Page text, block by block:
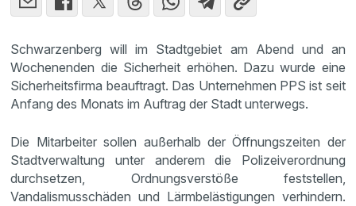
Schwarzenberg will im Stadtgebiet am Abend und an
Wochenenden die Sicherheit erhöhen. Dazu wurde eine
Sicherheitsfirma beauftragt. Das Unternehmen PPS ist seit
Anfang des Monats im Auftrag der Stadt unterwegs.
Die Mitarbeiter sollen außerhalb der Öffnungszeiten der
Stadtverwaltung unter anderem die Polizeiverordnung
durchsetzen, Ordnungsverstöße feststellen,
Vandalismusschäden und Lärmbelästigungen verhindern.